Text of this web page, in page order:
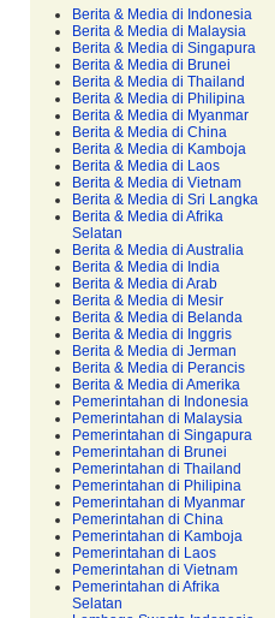
Berita & Media di Indonesia
Berita & Media di Malaysia
Berita & Media di Singapura
Berita & Media di Brunei
Berita & Media di Thailand
Berita & Media di Philipina
Berita & Media di Myanmar
Berita & Media di China
Berita & Media di Kamboja
Berita & Media di Laos
Berita & Media di Vietnam
Berita & Media di Sri Langka
Berita & Media di Afrika
Selatan
Berita & Media di Australia
Berita & Media di India
Berita & Media di Arab
Berita & Media di Mesir
Berita & Media di Belanda
Berita & Media di Inggris
Berita & Media di Jerman
Berita & Media di Perancis
Berita & Media di Amerika
Pemerintahan di Indonesia
Pemerintahan di Malaysia
Pemerintahan di Singapura
Pemerintahan di Brunei
Pemerintahan di Thailand
Pemerintahan di Philipina
Pemerintahan di Myanmar
Pemerintahan di China
Pemerintahan di Kamboja
Pemerintahan di Laos
Pemerintahan di Vietnam
Pemerintahan di Afrika
Selatan